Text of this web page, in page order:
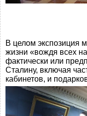
В целом экспозиция
жизни «вождя всех
фактически или
Сталину, включая
кабинетов, и